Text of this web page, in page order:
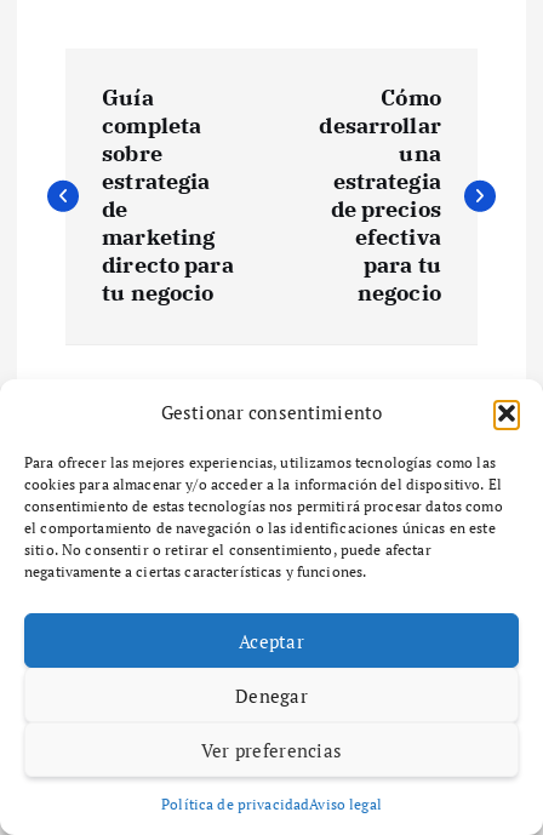
Gestionar consentimiento
Para ofrecer las mejores experiencias, utilizamos tecnologías como las
cookies para almacenar y/o acceder a la información del dispositivo. El
consentimiento de estas tecnologías nos permitirá procesar datos como
el comportamiento de navegación o las identificaciones únicas en este
sitio. No consentir o retirar el consentimiento, puede afectar
negativamente a ciertas características y funciones.
Aceptar
Denegar
Ver preferencias
Política de privacidadAviso legal
v
i
ó
n
d
e
Guía
completa
sobre
estrategia
de
marketing
directo para
tu negocio
Cómo
desarrollar
una
estrategia
de precios
efectiva
para tu
negocio
Related Posts
Maria Izquierdo
Diccionario
diciembre 6, 2025
51 views
¿Qué es el zoning y cómo afecta el
desarrollo urbano en tu
¿Qué es el Zoning y por qué es importante en
el desarrollo urbano? ¿Qué es el zoning y por
qué es importante en el desarrollo urbano? El